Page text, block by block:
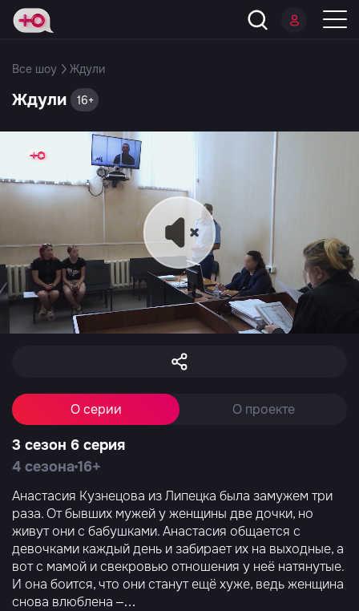
Все шоу Ждули
Ждули 16+
О серии О проекте
3 сезон 6 серия
4 сезона16+
Анастасия Кузнецова из Липецка была замужем три
раза. От бывших мужей у женщины две дочки, но
живут они с бабушками. Анастасия общается с
девочками каждый день и забирает их на выходные, а
вот с мамой и свекровью отношения у неё натянутые.
И она боится, что они станут ещё хуже, ведь женщина
снова влюблена –…